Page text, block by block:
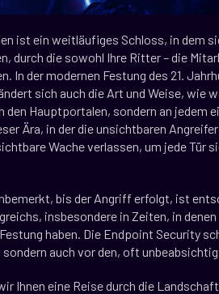
ist ein weitläufiges Schloss, in dem
durch die sowohl Ihre Ritter – die
In der modernen Festung des 21.
sich auch die Art und Weise, wie
den Hauptportalen, sondern an jedem
Ära, in der die unsichtbaren
Wache verlassen, um jede Tür
bis der Angriff erfolgt, ist
insbesondere in Zeiten, in
haben. Die Endpoint Security
auch vor den, oft
Ihnen eine Reise durch die